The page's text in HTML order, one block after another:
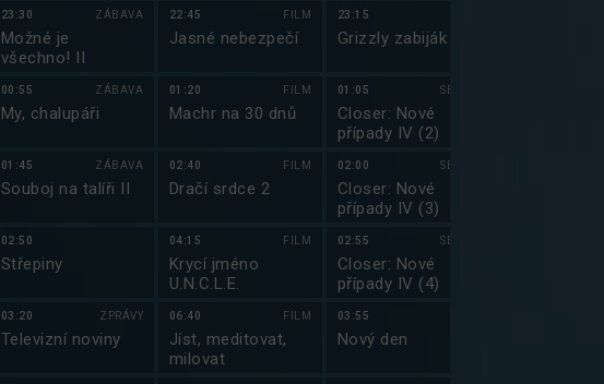
23:30 ZÁBAVA
Možné je
všechno! II
00:55 ZÁBAVA
My, chalupáři
01:45 ZÁBAVA
Souboj na talíři II
02:50
Střepiny
03:20 ZPRÁVY
Televizní noviny
22:45 FILM
Jasné nebezpečí
01:20 FILM
Machr na 30 dnů
02:40 FILM
Dračí srdce 2
04:15 FILM
Krycí jméno
U.N.C.L.E.
06:40 FILM
Jíst, meditovat,
milovat
23:15
Grizzly zabiják
01:05 SERIÁL
Closer: Nové
případy IV (2)
02:00 SERIÁL
Closer: Nové
případy IV (3)
02:55 SERIÁL
Closer: Nové
případy IV (4)
03:55
Nový den